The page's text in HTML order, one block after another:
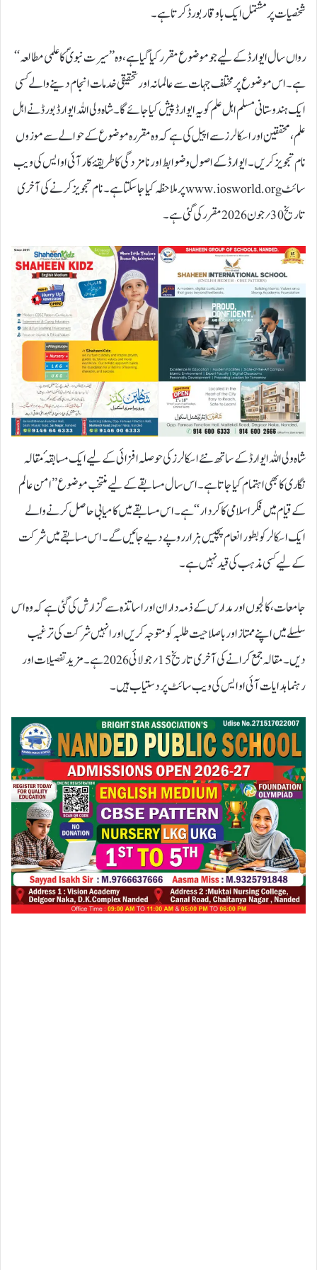
شخصیات پر مشتمل ایک باوقار بورڈ کرتا ہے۔
رواں سال ایوارڈ کے لیے جو موضوع مقرر کیا گیا ہے، وہ ’’سیرت نبویؐ کا علمی مطالعہ‘‘
ہے۔ اس موضوع پر مختلف جہات سے عالمانہ اور تحقیقی خدمات انجام دینے والے کسی
ایک ہندوستانی مسلم اہل علم کو یہ ایوارڈ پیش کیا جائے گا۔ شاہ ولی اللہ ایوارڈ بورڈ نے اہل
علم، محققین اور اسکالرز سے اپیل کی ہے کہ وہ مقررہ موضوع کے حوالے سے موزوں
نام تجویز کریں۔ ایوارڈ کے اصول و ضوابط اور نامزدگی کا طریقۂ کار آئی او ایس کی ویب
سائٹ www.iosworld.orgپر ملاحظہ کیا جا سکتا ہے۔ نام تجویز کرنے کی آخری
تاریخ 30؍ جون 2026 مقرر کی گئی ہے۔
شاہ ولی اللہ ایوارڈ کے ساتھ نئے اسکالرز کی حوصلہ افزائی کے لیے ایک مسابقہ ٔمقالہ
نگاری کا بھی اہتمام کیا جاتا ہے۔ اس سال مسابقے کے لیے منتخب موضوع ’’امن عالم
کے قیام میں فکر اسلامی کا کردار‘‘ ہے۔ اس مسابقے میں کامیابی حاصل کرنے والے
ایک اسکالر کو بطور انعام پچیس ہزار روپے دیے جائیں گے۔ اس مسابقے میں شرکت
کے لیے کسی مذہب کی قید نہیں ہے۔
جامعات، کالجوں اور مدارس کے ذمہ داران اور اساتذہ سے گزارش کی گئی ہے کہ وہ اس
سلسلے میں اپنے ممتاز اور باصلاحیت طلبہ کو متوجہ کریں اور انہیں شرکت کی ترغیب
دیں۔ مقالہ جمع کرانے کی آخری تاریخ 15؍ جولائی 2026 ہے۔ مزید تفصیلات اور
رہنما ہدایات آئی او ایس کی ویب سائٹ پر دستیاب ہیں۔